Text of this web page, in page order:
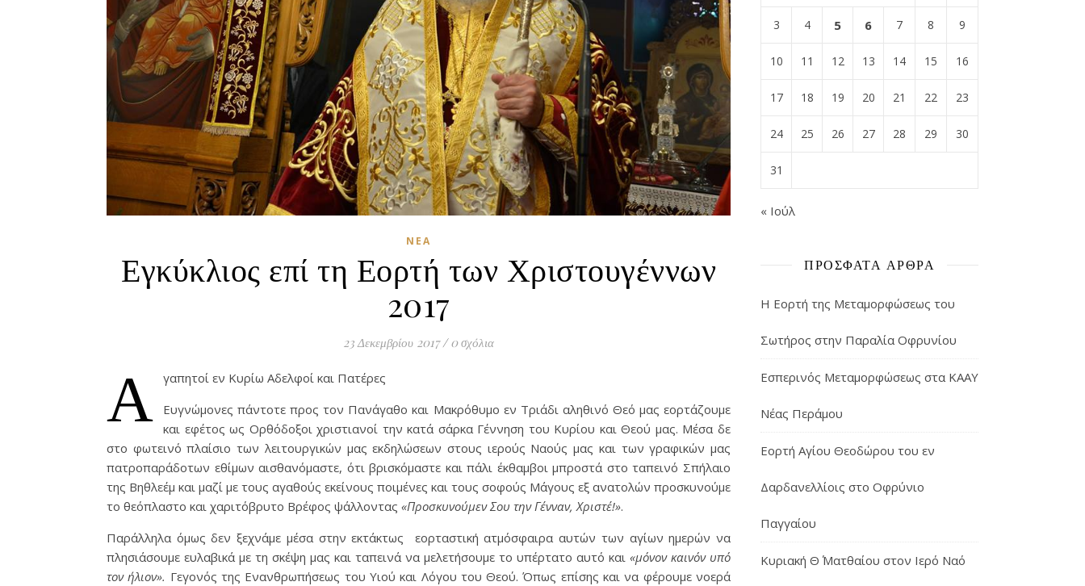
ΝΈΑ
Εγκύκλιος επί τη Εορτή των Χριστουγέννων
2017
23 Δεκεμβρίου 2017 / 0 σχόλια
Α
γαπητοί εν Κυρίω Αδελφοί και Πατέρες
Ευγνώμονες πάντοτε προς τον Πανάγαθο και Μακρόθυμο εν Τριάδι αληθινό Θεό μας εορτάζουμε
και εφέτος ως Ορθόδοξοι χριστιανοί την κατά σάρκα Γέννηση του Κυρίου και Θεού μας. Μέσα δε
στο φωτεινό πλαίσιο των λειτουργικών μας εκδηλώσεων στους ιερούς Ναούς μας και των γραφικών μας
πατροπαράδοτων εθίμων αισθανόμαστε, ότι βρισκόμαστε και πάλι έκθαμβοι μπροστά στο ταπεινό Σπήλαιο
της Βηθλεέμ και μαζί με τους αγαθούς εκείνους ποιμένες και τους σοφούς Μάγους εξ ανατολών προσκυνούμε
το θεόπλαστο και χαριτόβρυτο Βρέφος ψάλλοντας «Προσκυνούμεν Σου την Γένναν, Χριστέ!».
Παράλληλα όμως δεν ξεχνάμε μέσα στην εκτάκτως εορταστική ατμόσφαιρα αυτών των αγίων ημερών να
πλησιάσουμε ευλαβικά με τη σκέψη μας και ταπεινά να μελετήσουμε το υπέρτατο αυτό και «μόνον καινόν υπό
τον ήλιον». Γεγονός της Ενανθρωπήσεως του Υιού και Λόγου του Θεού. Όπως επίσης και να φέρουμε νοερά
3 4 5 6 7 8 9
10 11 12 13 14 15 16
17 18 19 20 21 22 23
24 25 26 27 28 29 30
31
« Ιούλ
ΠΡΌΣΦΑΤΑ ΆΡΘΡΑ
Η Εορτή της Μεταμορφώσεως του
Σωτήρος στην Παραλία Οφρυνίου
Εσπερινός Μεταμορφώσεως στα ΚΑΑΥ
Νέας Περάμου
Εορτή Αγίου Θεοδώρου του εν
Δαρδανελλίοις στο Οφρύνιο
Παγγαίου
Κυριακή Θ΄ Ματθαίου στον Ιερό Ναό